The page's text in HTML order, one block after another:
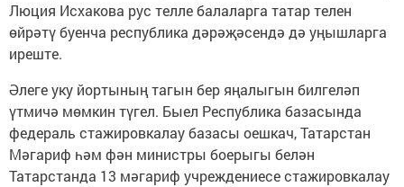
Люция Исхакова рус телле балаларга татар телен
өйрәтү буенча республика дәрәҗәсендә дә уңышларга
иреште.
Әлеге уку йортының тагын бер яңалыгын билгеләп
үтмичә мөмкин түгел. Быел Республика базасында
федераль стажировкалау базасы оешкач, Татарстан
Мәгариф һәм фән министры боерыгы белән
Татарстанда 13 мәгариф учреждениесе стажировкалау